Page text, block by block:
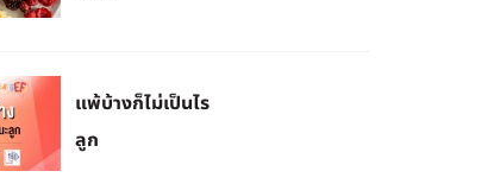
แพ้บ้างก็ไม่เป็นไร
ลูก